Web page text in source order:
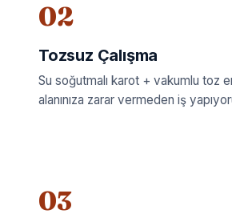
02
Tozsuz Çalışma
Su soğutmalı karot + vakumlu toz
alanınıza zarar vermeden iş
03